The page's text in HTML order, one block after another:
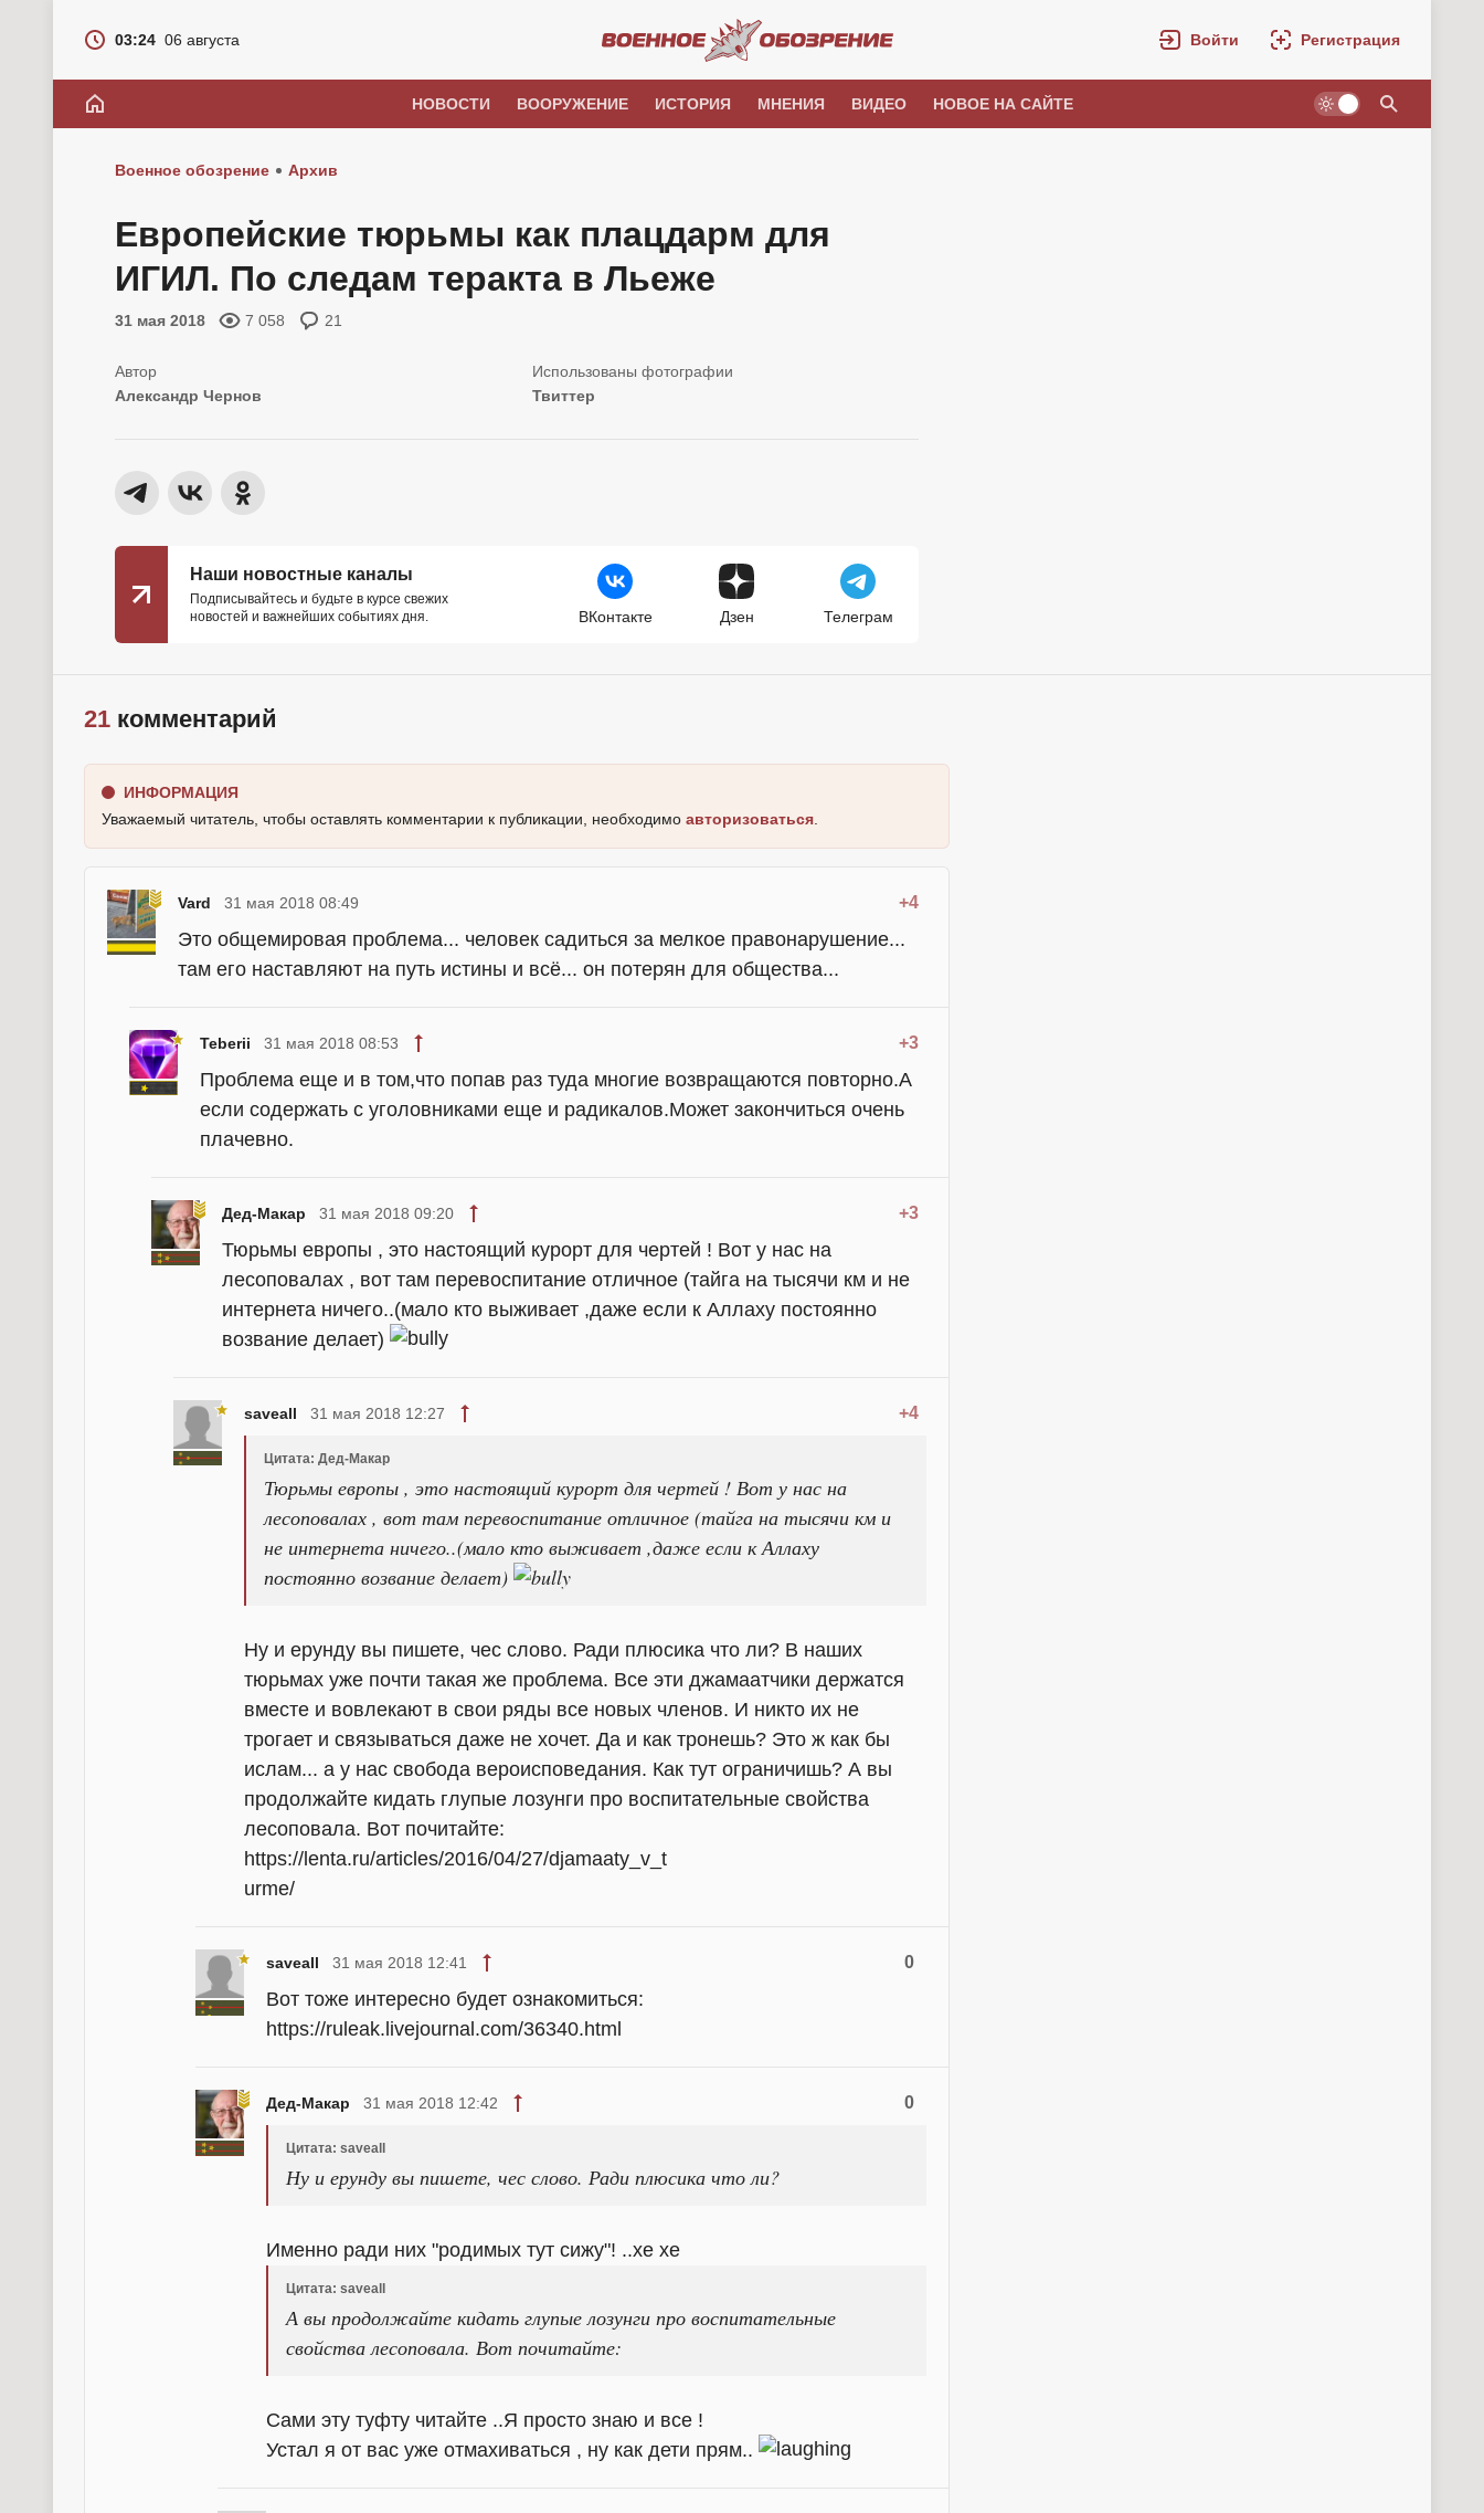
03:24 06 августа Войти Регистрация
НОВОСТИ ВООРУЖЕНИЕ ИСТОРИЯ МНЕНИЯ ВИДЕО НОВОЕ НА САЙТЕ
Военное обозрение Архив
Европейские тюрьмы как плацдарм для
ИГИЛ. По следам теракта в Льеже
31 мая 2018 7 058 21
Александр Чернов Твиттер
Наши новостные каналы
Подписывайтесь и будьте в курсе свежих
новостей и важнейших событиях дня.
ВКонтакте Дзен Телеграм
21 комментарий
ИНФОРМАЦИЯ
Уважаемый читатель, чтобы оставлять комментарии к публикации, необходимо авторизоваться
Vard +4
31 мая 2018 08:49
Это общемировая проблема... человек садиться за мелкое правонарушение...
там его наставляют на путь истины и всё... он потерян для общества...
Teberii +3
31 мая 2018 08:53
Проблема еще и в том,что попав раз туда многие возвращаются повторно.А
если содержать с уголовниками еще и радикалов.Может закончиться очень
плачевно.
Дед-Макар +3
31 мая 2018 09:20
Тюрьмы европы , это настоящий курорт для чертей ! Вот у нас на
лесоповалах , вот там перевоспитание отличное (тайга на тысячи км и не
интернета ничего..(мало кто выживает ,даже если к Аллаху постоянно
возвание делает)
saveall +4
31 мая 2018 12:27
Цитата: Дед-Макар
Тюрьмы европы , это настоящий курорт для чертей ! Вот у нас на
лесоповалах , вот там перевоспитание отличное (тайга на тысячи км и
не интернета ничего..(мало кто выживает ,даже если к Аллаху
постоянно возвание делает)
Ну и ерунду вы пишете, чес слово. Ради плюсика что ли? В наших
тюрьмах уже почти такая же проблема. Все эти джамаатчики держатся
вместе и вовлекают в свои ряды все новых членов. И никто их не
трогает и связываться даже не хочет. Да и как тронешь? Это ж как бы
ислам... а у нас свобода вероисповедания. Как тут ограничишь? А вы
продолжайте кидать глупые лозунги про воспитательные свойства
лесоповала. Вот почитайте:
https://lenta.ru/articles/2016/04/27/djamaaty_v_t
urme/
saveall 0
31 мая 2018 12:41
Вот тоже интересно будет ознакомиться:
https://ruleak.livejournal.com/36340.html
Дед-Макар 0
31 мая 2018 12:42
Цитата: saveall
Ну и ерунду вы пишете, чес слово. Ради плюсика что ли?
Именно ради них "родимых тут сижу"! ..хе хе
Цитата: saveall
А вы продолжайте кидать глупые лозунги про воспитательные
свойства лесоповала. Вот почитайте:
Сами эту туфту читайте ..Я просто знаю и все !
Устал я от вас уже отмахиваться , ну как дети прям..